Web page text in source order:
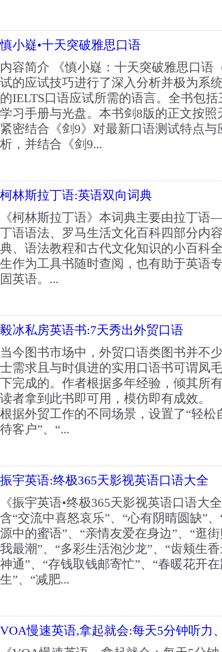
慎小嶷•十天突破雅思口语
内容简介 《慎小嶷：十天突破雅思口语
试的应试技巧进行了深入分析并极为系
的IELTS口语应试所需的语言。全书包
学习手册与光盘。本书剑8版的正文按
紧密结合《剑9》对最新口语测试特点
析，并结合《剑9...
柯林斯拉丁语:英语双向词典
《柯林斯拉丁语》本词典主要由拉丁
丁语语法、罗马生活文化百科四部分内
典、语法教程和古代文化知识的小百科
生作为工具书随时查阅，也有助于英语
固英语。...
毅冰私房英语书:7天秀出外贸口语
当今图书市场中，外贸口语类图书并不
士需求且与时俱进的实用口语书可谓凤
下完成的。作者根据多年经验，倾其所
读者拿到此书即可用，模仿即有成效
根据外贸工作的不同场景，设置了“轻松
待客户”、“...
振宇英语:终极365天影视英语口语大全
《振宇英语•终极365天影视英语口语大
含“交流中喜怒哀乐”、“心有阴晴圆缺”
源中的蜜语”、“亲情友爱在身边”、“逛
我最潮”、“多彩生活泡沙龙”、“齿颊生
神通”、“存钱取钱邮寄忙”、“春暖花开
生”、“减肥...
VOA慢速英语,拿起就会:每天5分钟听力